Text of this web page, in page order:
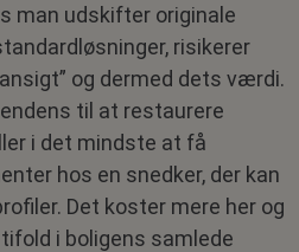
man udskifter originale
risikerer
og dermed dets værdi.
til at restaurere
i det mindste at få
hos en snedker, der kan
Det koster mere her og
i boligens samlede